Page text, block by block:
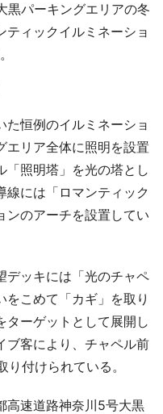
パーキングエリアの冬
ィックイルミネーショ
恒例のイルミネーショ
エリア全体に照明を設置
「照明塔」を光の塔とし
線には「ロマンティック
ンのアーチを設置してい
ッキには「光のチャペ
こめて「カギ」を取り
ターゲットとして展開し
ブ客により、チャペル前
付けられている。
速道路神奈川5号大黒